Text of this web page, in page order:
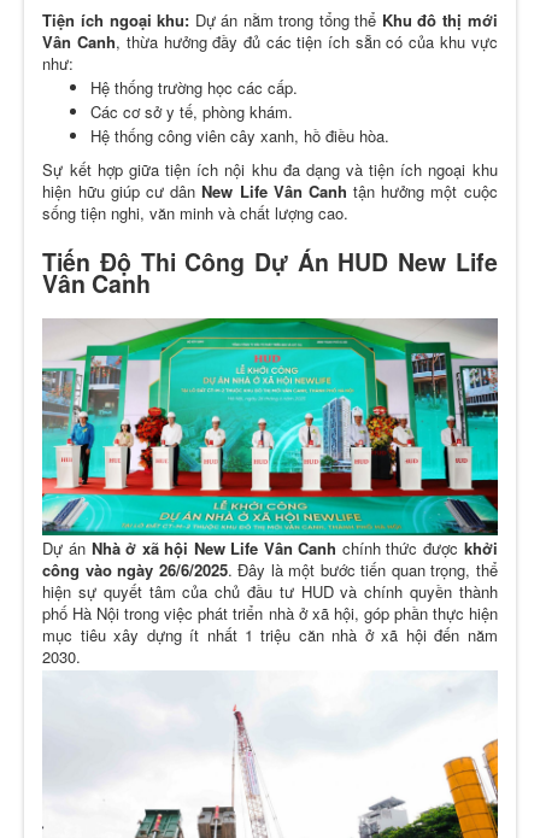
Tiện ích ngoại khu: Dự án nằm trong tổng thể Khu đô thị mới
Vân Canh, thừa hưởng đầy đủ các tiện ích sẵn có của khu vực
như:
Hệ thống trường học các cấp.
Các cơ sở y tế, phòng khám.
Hệ thống công viên cây xanh, hồ điều hòa.
Sự kết hợp giữa tiện ích nội khu đa dạng và tiện ích ngoại khu
hiện hữu giúp cư dânNew Life Vân Canh tận hưởng một cuộc
sống tiện nghi, văn minh và chất lượng cao.
Tiến Độ Thi Công Dự Án HUD New Life
Vân Canh
Dự án Nhà ở xã hội New Life Vân Canh chính thức được khởi
công vào ngày 26/6/2025. Đây là một bước tiến quan trọng, thể
hiện sự quyết tâm của chủ đầu tư HUD và chính quyền thành
phố Hà Nội trong việc phát triển nhà ở xã hội, góp phần thực hiện
mục tiêu xây dựng ít nhất 1 triệu căn nhà ở xã hội đến năm
2030.